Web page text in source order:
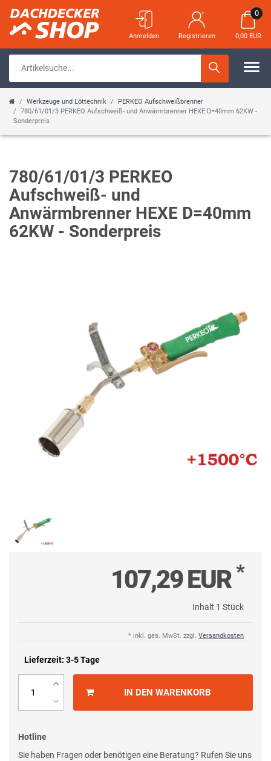
Anmelden Registrieren
0
0,00 EUR
Werkzeuge und Löttechnik
PERKEO Aufschweißbrenner
780/61/01/3 PERKEO Aufschweiß- und Anwärmbrenner HEXE D=40mm 62KW -
Sonderpreis
780/61/01/3 PERKEO
Aufschweiß- und
Anwärmbrenner HEXE D=40mm
62KW - Sonderpreis
107,29 EUR*
Inhalt 1 Stück
* inkl. ges. MwSt. zzgl. Versandkosten
Lieferzeit: 3-5 Tage
IN DEN WARENKORB
Hotline
Sie haben Fragen oder benötigen eine Beratung? Rufen Sie uns